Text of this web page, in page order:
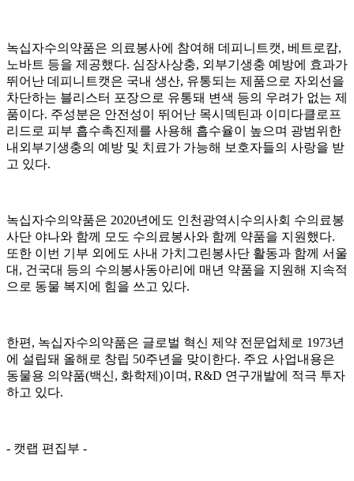
녹십자수의약품은 의료봉사에 참여해 데피니트캣, 베트로캄,
노바트 등을 제공했다. 심장사상충, 외부기생충 예방에 효과가
뛰어난 데피니트캣은 국내 생산, 유통되는 제품으로 자외선을
차단하는 블리스터 포장으로 유통돼 변색 등의 우려가 없는 제
품이다. 주성분은 안전성이 뛰어난 목시덱틴과 이미다클로프
리드로 피부 흡수촉진제를 사용해 흡수율이 높으며 광범위한
내외부기생충의 예방 및 치료가 가능해 보호자들의 사랑을 받
고 있다.
녹십자수의약품은 2020년에도 인천광역시수의사회 수의료봉
사단 야나와 함께 모도 수의료봉사와 함께 약품을 지원했다.
또한 이번 기부 외에도 사내 가치그린봉사단 활동과 함께 서울
대, 건국대 등의 수의봉사동아리에 매년 약품을 지원해 지속적
으로 동물 복지에 힘을 쓰고 있다.
한편, 녹십자수의약품은 글로벌 혁신 제약 전문업체로 1973년
에 설립돼 올해로 창립 50주년을 맞이한다. 주요 사업내용은
동물용 의약품(백신, 화학제)이며, R&D 연구개발에 적극 투자
하고 있다.
- 캣랩 편집부 -